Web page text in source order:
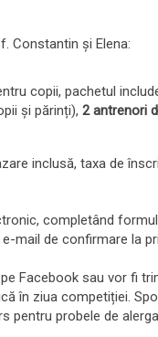
Constantin și Elena:
copii, pachetul
și părinți), 2 antrenori
inclusă, taxa de
completând
mail de confirmare la
Facebook sau vor fi
în ziua competiției.
pentru probele de